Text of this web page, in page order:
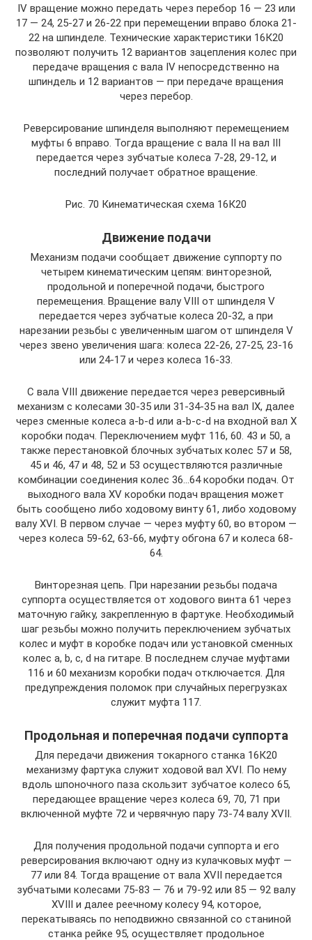
IV вращение можно передать через перебор 16 — 23 или
17 — 24, 25-27 и 26-22 при перемещении вправо блока 21-
22 на шпинделе. Технические характеристики 16К20
позволяют получить 12 вариантов зацепления колес при
передаче вращения с вала IV непосредственно на
шпиндель и 12 вариантов — при передаче вращения
через перебор.
Реверсирование шпинделя выполняют перемещением
муфты 6 вправо. Тогда вращение с вала II на вал III
передается через зубчатые колеса 7-28, 29-12, и
последний получает обратное вращение.
Рис. 70 Кинематическая схема 16К20
Движение подачи
Механизм подачи сообщает движение суппорту по
четырем кинематическим цепям: винторезной,
продольной и поперечной подачи, быстрого
перемещения. Вращение валу VIII от шпинделя V
передается через зубчатые колеса 20-32, а при
нарезании резьбы с увеличенным шагом от шпинделя V
через звено увеличения шага: колеса 22-26, 27-25, 23-16
или 24-17 и через колеса 16-33.
С вала VIII движение передается через реверсивный
механизм с колесами 30-35 или 31-34-35 на вал IX, далее
через сменные колеса a-b-d или a-b-c-d на входной вал X
коробки подач. Переключением муфт 116, 60. 43 и 50, а
также перестановкой блочных зубчатых колес 57 и 58,
45 и 46, 47 и 48, 52 и 53 осуществляются различные
комбинации соединения колес 36…64 коробки подач. От
выходного вала XV коробки подач вращения может
быть сообщено либо ходовому винту 61, либо ходовому
валу XVI. В первом случае — через муфту 60, во втором —
через колеса 59-62, 63-66, муфту обгона 67 и колеса 68-
64.
Винторезная цепь. При нарезании резьбы подача
суппорта осуществляется от ходового винта 61 через
маточную гайку, закрепленную в фартуке. Необходимый
шаг резьбы можно получить переключением зубчатых
колес и муфт в коробке подач или установкой сменных
колес а, b, с, d на гитаре. В последнем случае муфтами
116 и 60 механизм коробки подач отключается. Для
предупреждения поломок при случайных перегрузках
служит муфта 117.
Продольная и поперечная подачи суппорта
Для передачи движения токарного станка 16К20
механизму фартука служит ходовой вал XVI. По нему
вдоль шпоночного паза скользит зубчатое колесо 65,
передающее вращение через колеса 69, 70, 71 при
включенной муфте 72 и червячную пару 73-74 валу XVII.
Для получения продольной подачи суппорта и его
реверсирования включают одну из кулачковых муфт —
77 или 84. Тогда вращение от вала XVII передается
зубчатыми колесами 75-83 — 76 и 79-92 или 85 — 92 валу
XVIII и далее реечному колесу 94, которое,
перекатываясь по неподвижно связанной со станиной
станка рейке 95, осуществляет продольное